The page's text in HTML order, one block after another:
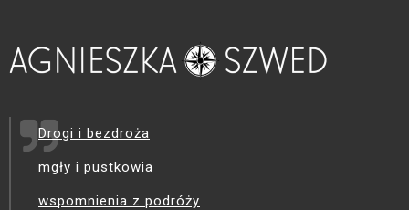
Drogi i bezdroża
mgły i pustkowia
wspomnienia z podróży